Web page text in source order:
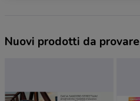
Nuovi prodotti da provare